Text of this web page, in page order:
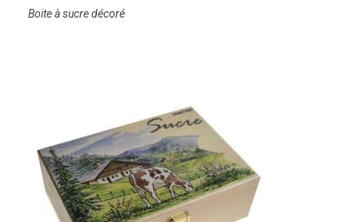
Boite à sucre décoré